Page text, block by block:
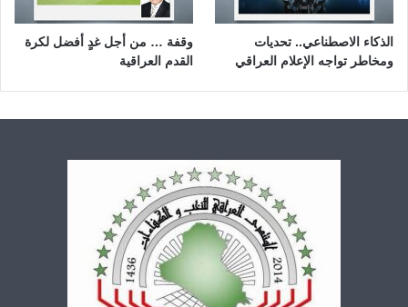
الذكاء الاصطناعي.. تحديات
ومخاطر تواجه الإعلام العراقي
وقفة … من أجل غدٍ أفضل لكرة
القدم العراقية